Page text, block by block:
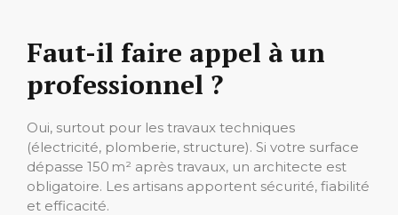
Faut-il faire appel à un
professionnel ?
Oui, surtout pour les travaux techniques
(électricité, plomberie, structure). Si votre surface
dépasse 150 m² après travaux, un architecte est
obligatoire. Les artisans apportent sécurité, fiabilité
et efficacité.